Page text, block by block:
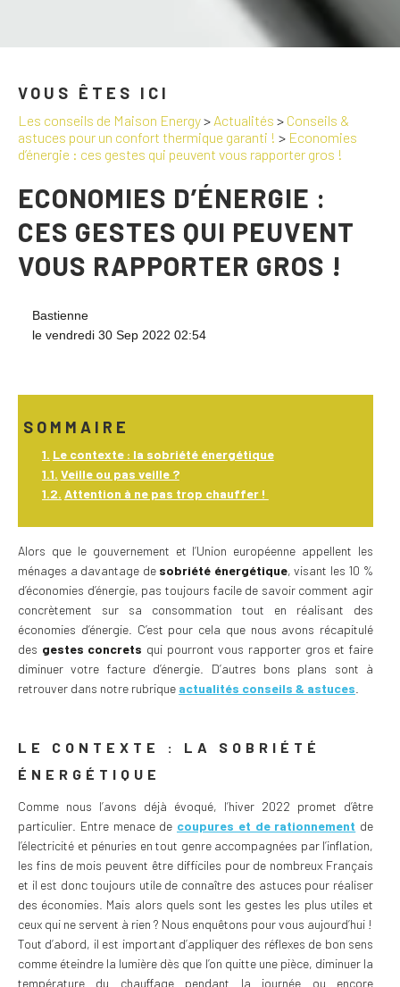
VOUS ÊTES ICI
Les conseils de Maison Energy> Actualités > Conseils &
astuces pour un confort thermique garanti ! > Economies
d’énergie : ces gestes qui peuvent vous rapporter gros !
ECONOMIES D’ÉNERGIE :
CES GESTES QUI PEUVENT
VOUS RAPPORTER GROS !
Bastienne
le vendredi 30 Sep 2022 02:54
SOMMAIRE
Le contexte : la sobriété énergétique
Veille ou pas veille ?
Attention à ne pas trop chauffer !
Alors que le gouvernement et l’Union européenne appellent les
ménages a davantage de sobriété énergétique, visant les 10 %
d’économies d’énergie, pas toujours facile de savoir comment agir
concrètement sur sa consommation tout en réalisant des
économies d’énergie. C’est pour cela que nous avons récapitulé
des gestes concrets qui pourront vous rapporter gros et faire
diminuer votre facture d’énergie. D’autres bons plans sont à
retrouver dans notre rubrique actualités conseils & astuces
LE CONTEXTE : LA SOBRIÉTÉ
ÉNERGÉTIQUE
Comme nous l’avons déjà évoqué, l’hiver 2022 promet d’être
particulier. Entre menace de coupures et de rationnement de
l’électricité et pénuries en tout genre accompagnées par l’inflation,
les fins de mois peuvent être difficiles pour de nombreux Français
et il est donc toujours utile de connaître des astuces pour réaliser
des économies. Mais alors quels sont les gestes les plus utiles et
ceux qui ne servent à rien ? Nous enquêtons pour vous aujourd’hui !
Tout d’abord, il est important d’appliquer des réflexes de bon sens
comme éteindre la lumière dès que l’on quitte une pièce, diminuer la
température du chauffage pendant la journée ou encore